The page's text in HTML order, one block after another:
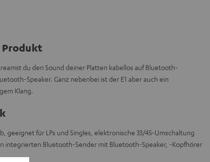
Produkt
du den Sound deiner Platten kabellos auf Bluetooth-
Speaker. Ganz nebenbei ist der E1 aber auch ein
Klang.
geeignet für LPs und Singles, elektronische 33/45-Umschaltung
integrierten Bluetooth-Sender mit Bluetooth-Speaker, -Kopfhörer